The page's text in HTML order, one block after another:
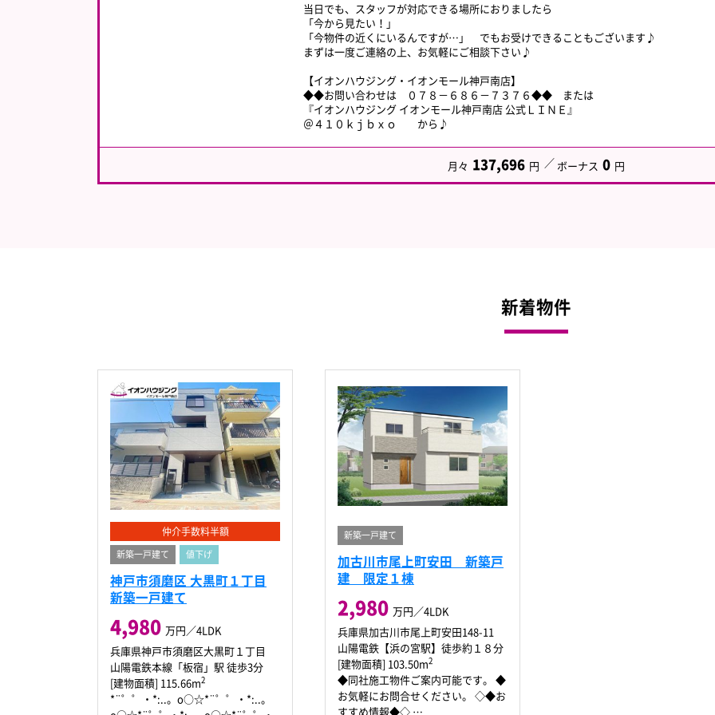
当日でも、スタッフが対応できる場所におりましたら
「今から見たい！」
「今物件の近くにいるんですが…」 でもお受けできることもございます♪
まずは一度ご連絡の上、お気軽にご相談下さい♪
【イオンハウジング・イオンモール神戸南店】
◆◆お問い合わせは ０７８－６８６－７３７６◆◆ または
『イオンハウジング イオンモール神戸南店 公式ＬＩＮＥ』
＠４１０ｋｊｂｘｏ から♪
月々 137,696 円 ボーナス 0 円
新着物件
仲介手数料半額
新築一戸建て 値下げ
神戸市須磨区 大黒町１丁目
新築一戸建て
4,980 万円／4LDK
兵庫県神戸市須磨区大黒町１丁目
山陽電鉄本線「板宿」駅 徒歩3分
[建物面積] 115.66m2
*¨゜゜・*:..。o○☆*¨゜゜・*:..。
新築一戸建て
加古川市尾上町安田 新築戸
建 限定１棟
2,980 万円／4LDK
兵庫県加古川市尾上町安田148-11
山陽電鉄【浜の宮駅】徒歩約１８分
[建物面積] 103.50m2
◆同社施工物件ご案内可能です。 ◆
お気軽にお問合せください。 ◇◆お
すすめ情報◆◇ …